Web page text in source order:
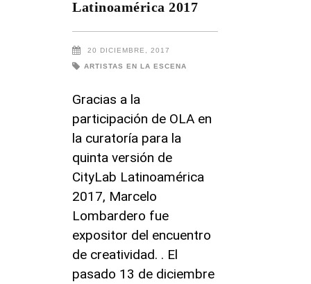
Latinoamérica 2017
20 DICIEMBRE, 2017
ARTISTAS EN LA ESCENA
Gracias a la
participación de OLA en
la curatoría para la
quinta versión de
CityLab Latinoamérica
2017, Marcelo
Lombardero fue
expositor del encuentro
de creatividad. . El
pasado 13 de diciembre